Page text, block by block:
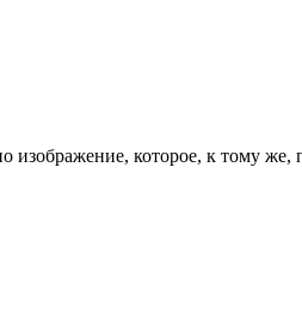
изображение, которое, к тому же,